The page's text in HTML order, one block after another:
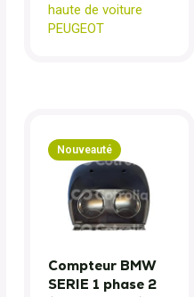
haute de voiture
PEUGEOT
Nouveauté
Compteur BMW
SERIE 1 phase 2